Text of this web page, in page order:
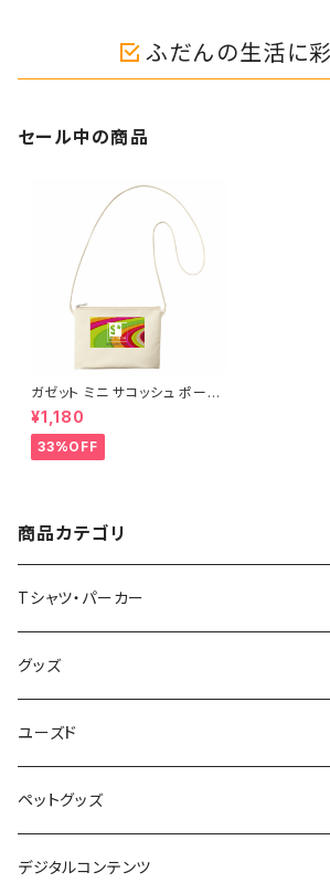
ふだんの生活に
セール中の商品
ガゼット ミニ サコッシュ ポーチ
キャンバス ファスナーポーチ 底
マチ付き ナチュラル オリジナル
巾着 プリント バッグ 袋 旅行 化
粧 メイク 筆入 文具 文房具 ペ
ー
¥1,180
33%OFF
商品カテゴリ
Tシャツ・パーカー
半袖Tシャツ
長袖Tシャツ
パーカー・その他
Japan Art
グッズ
バッグ・ポーチ
雑貨・小物
ユーズド
ペットグッズ
デジタルコンテンツ